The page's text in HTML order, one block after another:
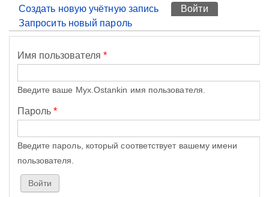
Главные вкладки
Создать новую учётную запись Войти
Запросить новый пароль
Имя пользователя *
Введите ваше Myx.Ostankin имя пользователя.
Пароль*
Введите пароль, который соответствует вашему имени
пользователя.